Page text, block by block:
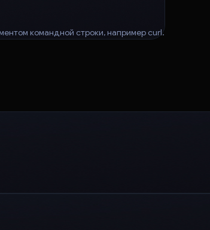
командной строки, например curl.